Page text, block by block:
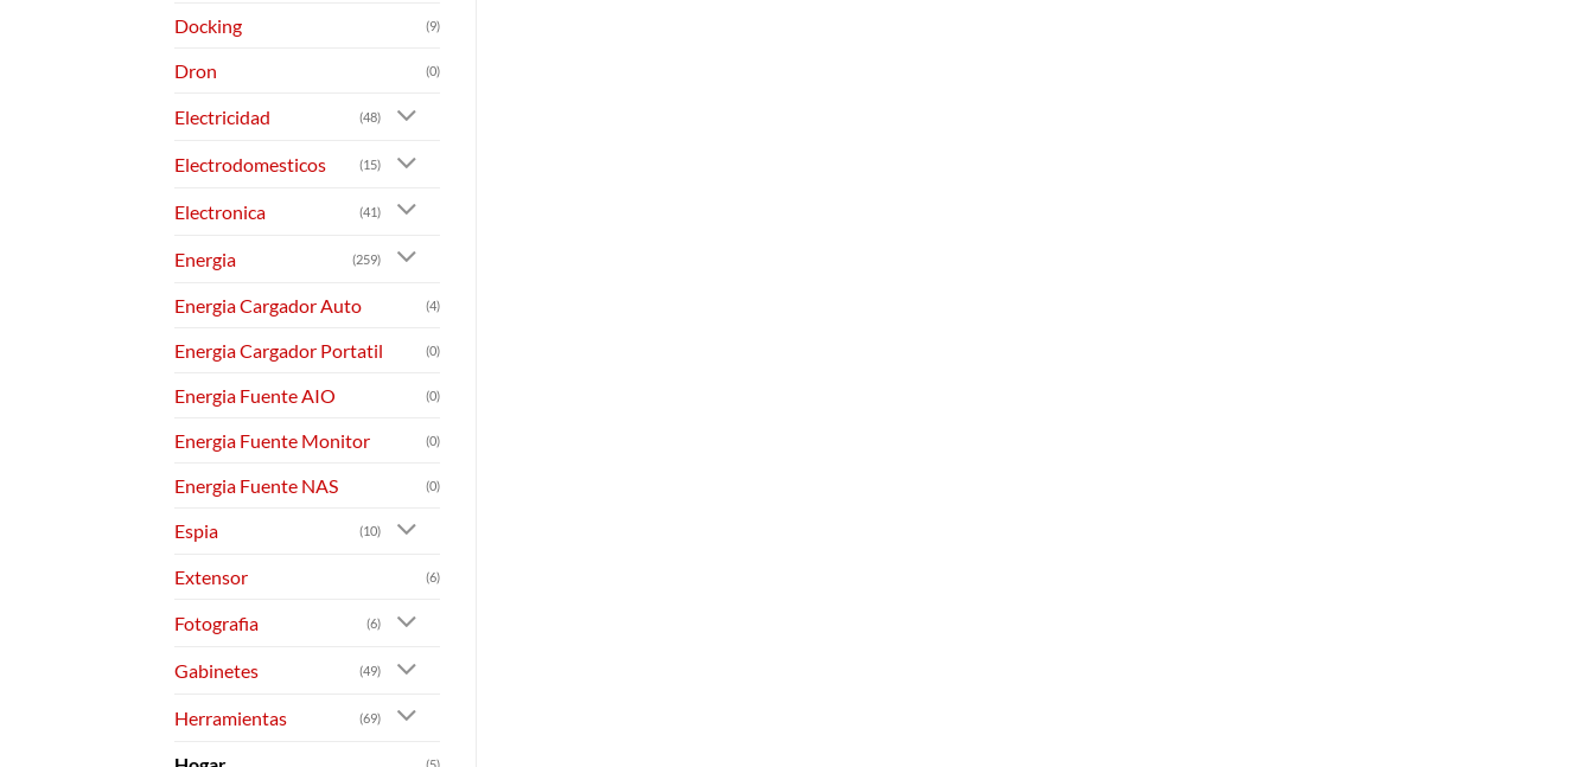
Docking (9)
Dron (0)
Electricidad (48)
Electrodomesticos (15)
Electronica (41)
Energia (259)
Energia Cargador Auto (4)
Energia Cargador Portatil (0)
Energia Fuente AIO (0)
Energia Fuente Monitor (0)
Energia Fuente NAS (0)
Espia (10)
Extensor (6)
Fotografia (6)
Gabinetes (49)
Herramientas (69)
(5)